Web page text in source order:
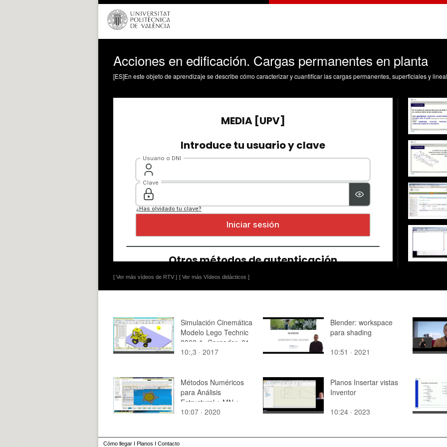
Acciones en edificación. Cargas permanentes en planta
[ Ver más vídeos de RTV ] [ Ver más Vídeos didácticos ]
Simulación Cinemática
Modelo Lego Technic
8862-1 -Cargador- 01
de 19
10:,3 · 2017
Blender: workspace
para shading
10:51 · 2021
Métodos Numéricos
para Análisis
Estructural ¿ MN ¿
2020 ¿ Clase 04 ¿
10:07 · 2020
Planos Insertar vistas
Inventor
10:24 · 2023
Cómo llegar I Planos I Contacto